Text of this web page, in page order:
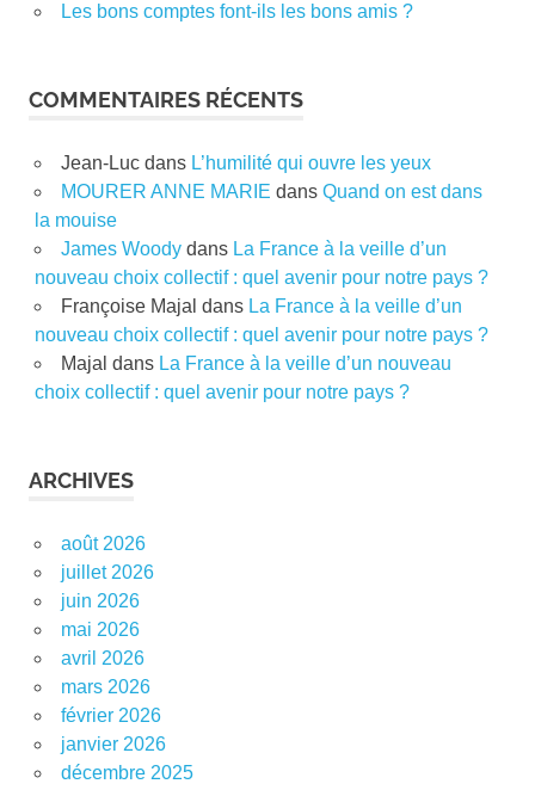
Les bons comptes font-ils les bons amis ?
COMMENTAIRES RÉCENTS
Jean-Lucdans L’humilité qui ouvre les yeux
MOURER ANNE MARIE dans Quand on est dans
la mouise
James Woodydans La France à la veille d’un
nouveau choix collectif : quel avenir pour notre pays ?
Françoise Majal dans La France à la veille d’un
nouveau choix collectif : quel avenir pour notre pays ?
Majal dans La France à la veille d’un nouveau
choix collectif : quel avenir pour notre pays ?
ARCHIVES
août 2026
juillet 2026
juin 2026
mai 2026
avril 2026
mars 2026
février 2026
janvier 2026
décembre 2025